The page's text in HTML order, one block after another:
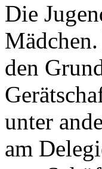
Die
den
unter
am